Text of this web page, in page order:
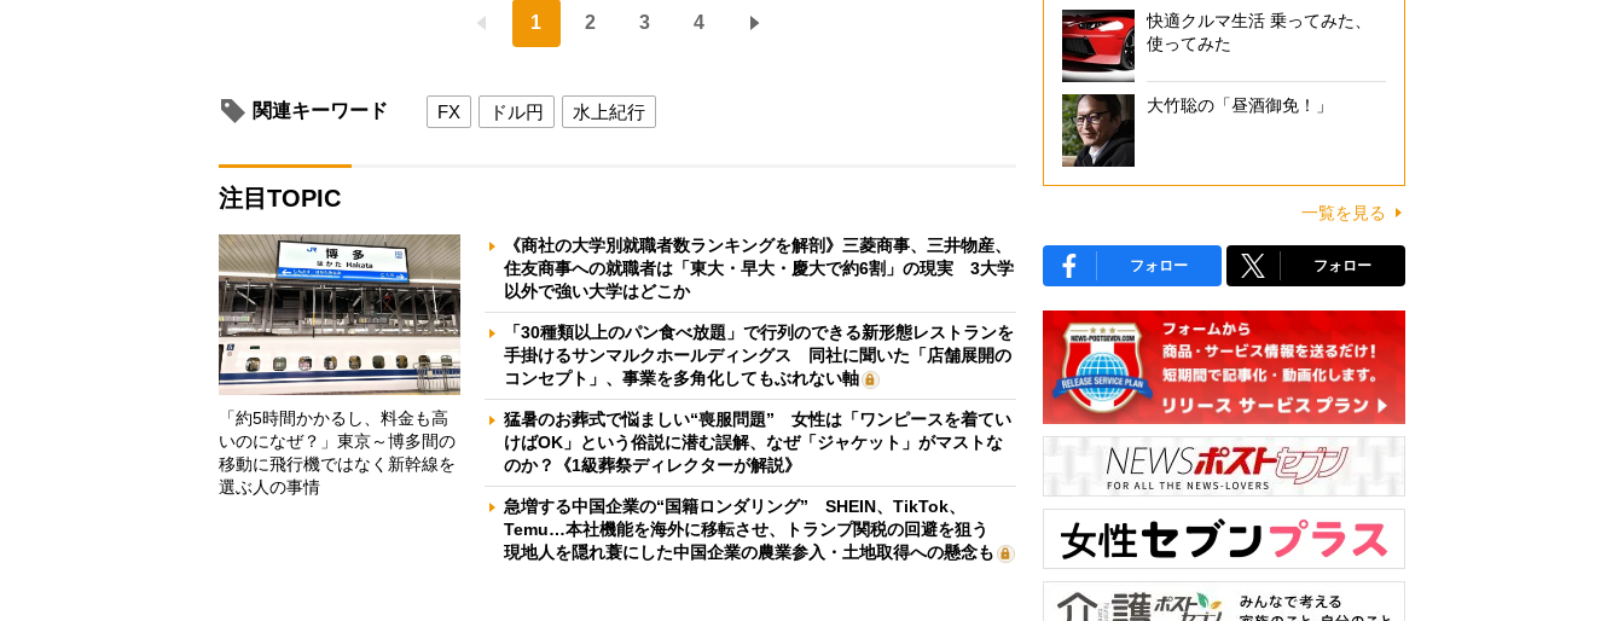
1 2 3 4
関連キーワード FX ドル円 水上紀行
注目TOPIC
「約5時間かかるし、料金も高
いのになぜ？」東京～博多間の
移動に飛行機ではなく新幹線を
選ぶ人の事情
《商社の大学別就職者数ランキングを解剖》三菱商事、三井物産、
住友商事への就職者は「東大・早大・慶大で約6割」の現実 3大学
以外で強い大学はどこか
「30種類以上のパン食べ放題」で行列のできる新形態レストランを
手掛けるサンマルクホールディングス 同社に聞いた「店舗展開の
コンセプト」、事業を多角化してもぶれない軸
猛暑のお葬式で悩ましい“喪服問題” 女性は「ワンピースを着てい
けばOK」という俗説に潜む誤解、なぜ「ジャケット」がマストな
のか？《1級葬祭ディレクターが解説》
急増する中国企業の“国籍ロンダリング” SHEIN、TikTok、
Temu…本社機能を海外に移転させ、トランプ関税の回避を狙う
現地人を隠れ蓑にした中国企業の農業参入・土地取得への懸念も
快適クルマ生活 乗ってみた、
使ってみた
大竹聡の「昼酒御免！」
一覧を見る
フォロー フォロー